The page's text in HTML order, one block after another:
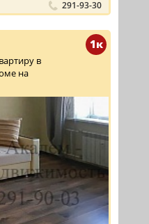
291-93-30
1к
в
на